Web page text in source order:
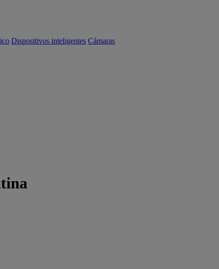
Dispositivos inteligentes Cámaras